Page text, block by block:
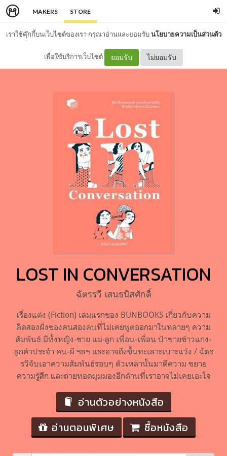
MAKERS STORE
เราใช้คุ๊กกี้บนเว็บไซต์ของเรา กรุณาอ่านและยอมรับนโยบายความเป็นส่วนตัว
เพื่อใช้บริการเว็บไซต์ ยอมรับ ไม่ยอมรับ
LOST IN CONVERSATION
ฉัตรรวี เสนธนิสศักดิ์
เรื่องแต่ง (Fiction) เล่มแรกของ BUNBOOKS เกี่ยวกับความ
คิดสองฝั่งของคนสองคนที่ไม่เคยพูดออกมาในหลายๆ ความ
สัมพันธ์ มีทั้งหญิง-ชาย แม่-ลูก เพื่อน-เพื่อน ป้าขายข้าวแกง-
ลูกค้าประจำ คน-ผี ฯลฯ และอาจถึงขั้นทะเลาะเบาะแว้ง / ฉัตร
รวีจับเอาความสัมพันธ์รอบๆ ตัวเหล่านั้นมาตีความ ขยาย
ความรู้สึก และถ่ายทอดมุมมองอีกด้านที่เราอาจไม่เคยเอะใจ
อ่านตัวอย่างหนังสือ
อ่านตอนพิเศษ
ซื้อหนังสือ